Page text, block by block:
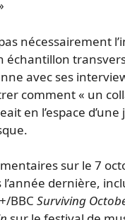
nécessairement
échantillon
avec ses
comment « un
en l’espace
sur le 7
l’année dernière,
BBC Surviving